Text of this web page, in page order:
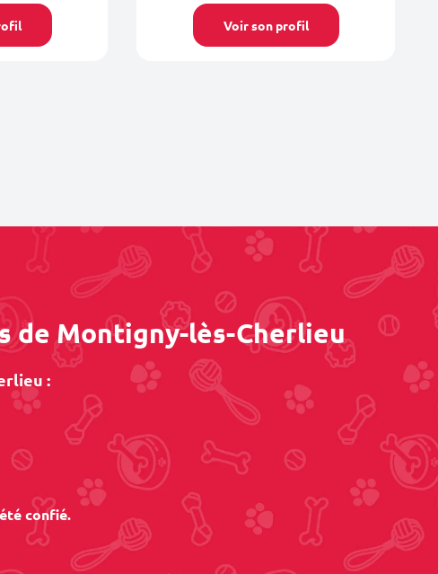
Voir son profil
de Montigny-lès-Cherlieu
:
confié.